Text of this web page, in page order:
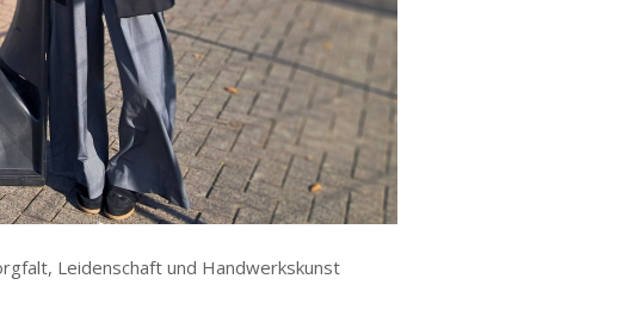
Leidenschaft und Handwerkskunst